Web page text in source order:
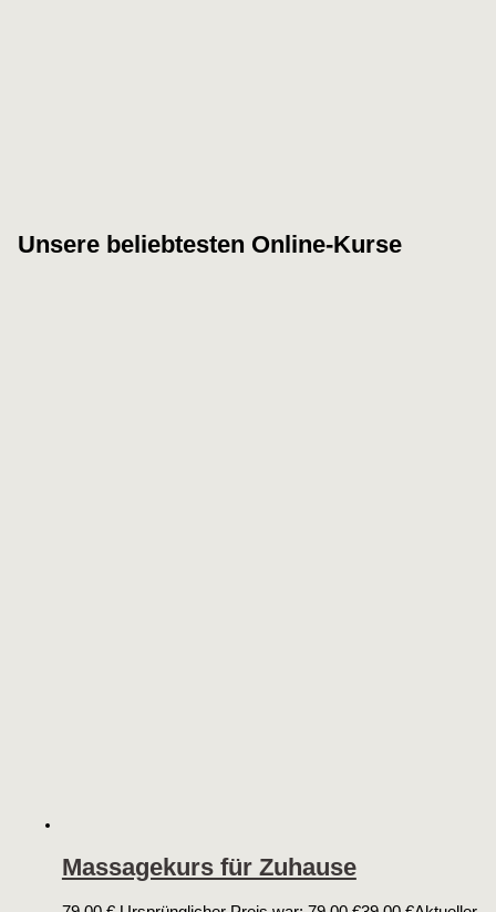
Unsere beliebtesten Online-Kurse
Massagekurs für Zuhause